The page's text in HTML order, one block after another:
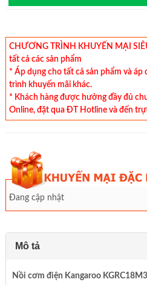
CHƯƠNG TRÌNH KHUYẾN MẠI
tất cả các sản phẩm
* Áp dụng cho tất cả sản phẩm và
trình khuyến mãi khác.
* Khách hàng được hưởng đầy đủ
Online, đặt qua ĐT Hotline và đến
Đang cập nhật
Mô tả
Nồi cơm điện Kangaroo